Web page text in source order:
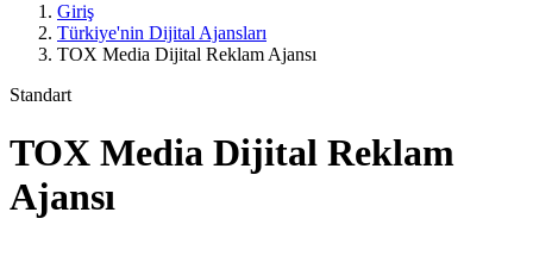
Giriş
Türkiye'nin Dijital Ajansları
TOX Media Dijital Reklam Ajansı
Standart
TOX Media Dijital Reklam
Ajansı